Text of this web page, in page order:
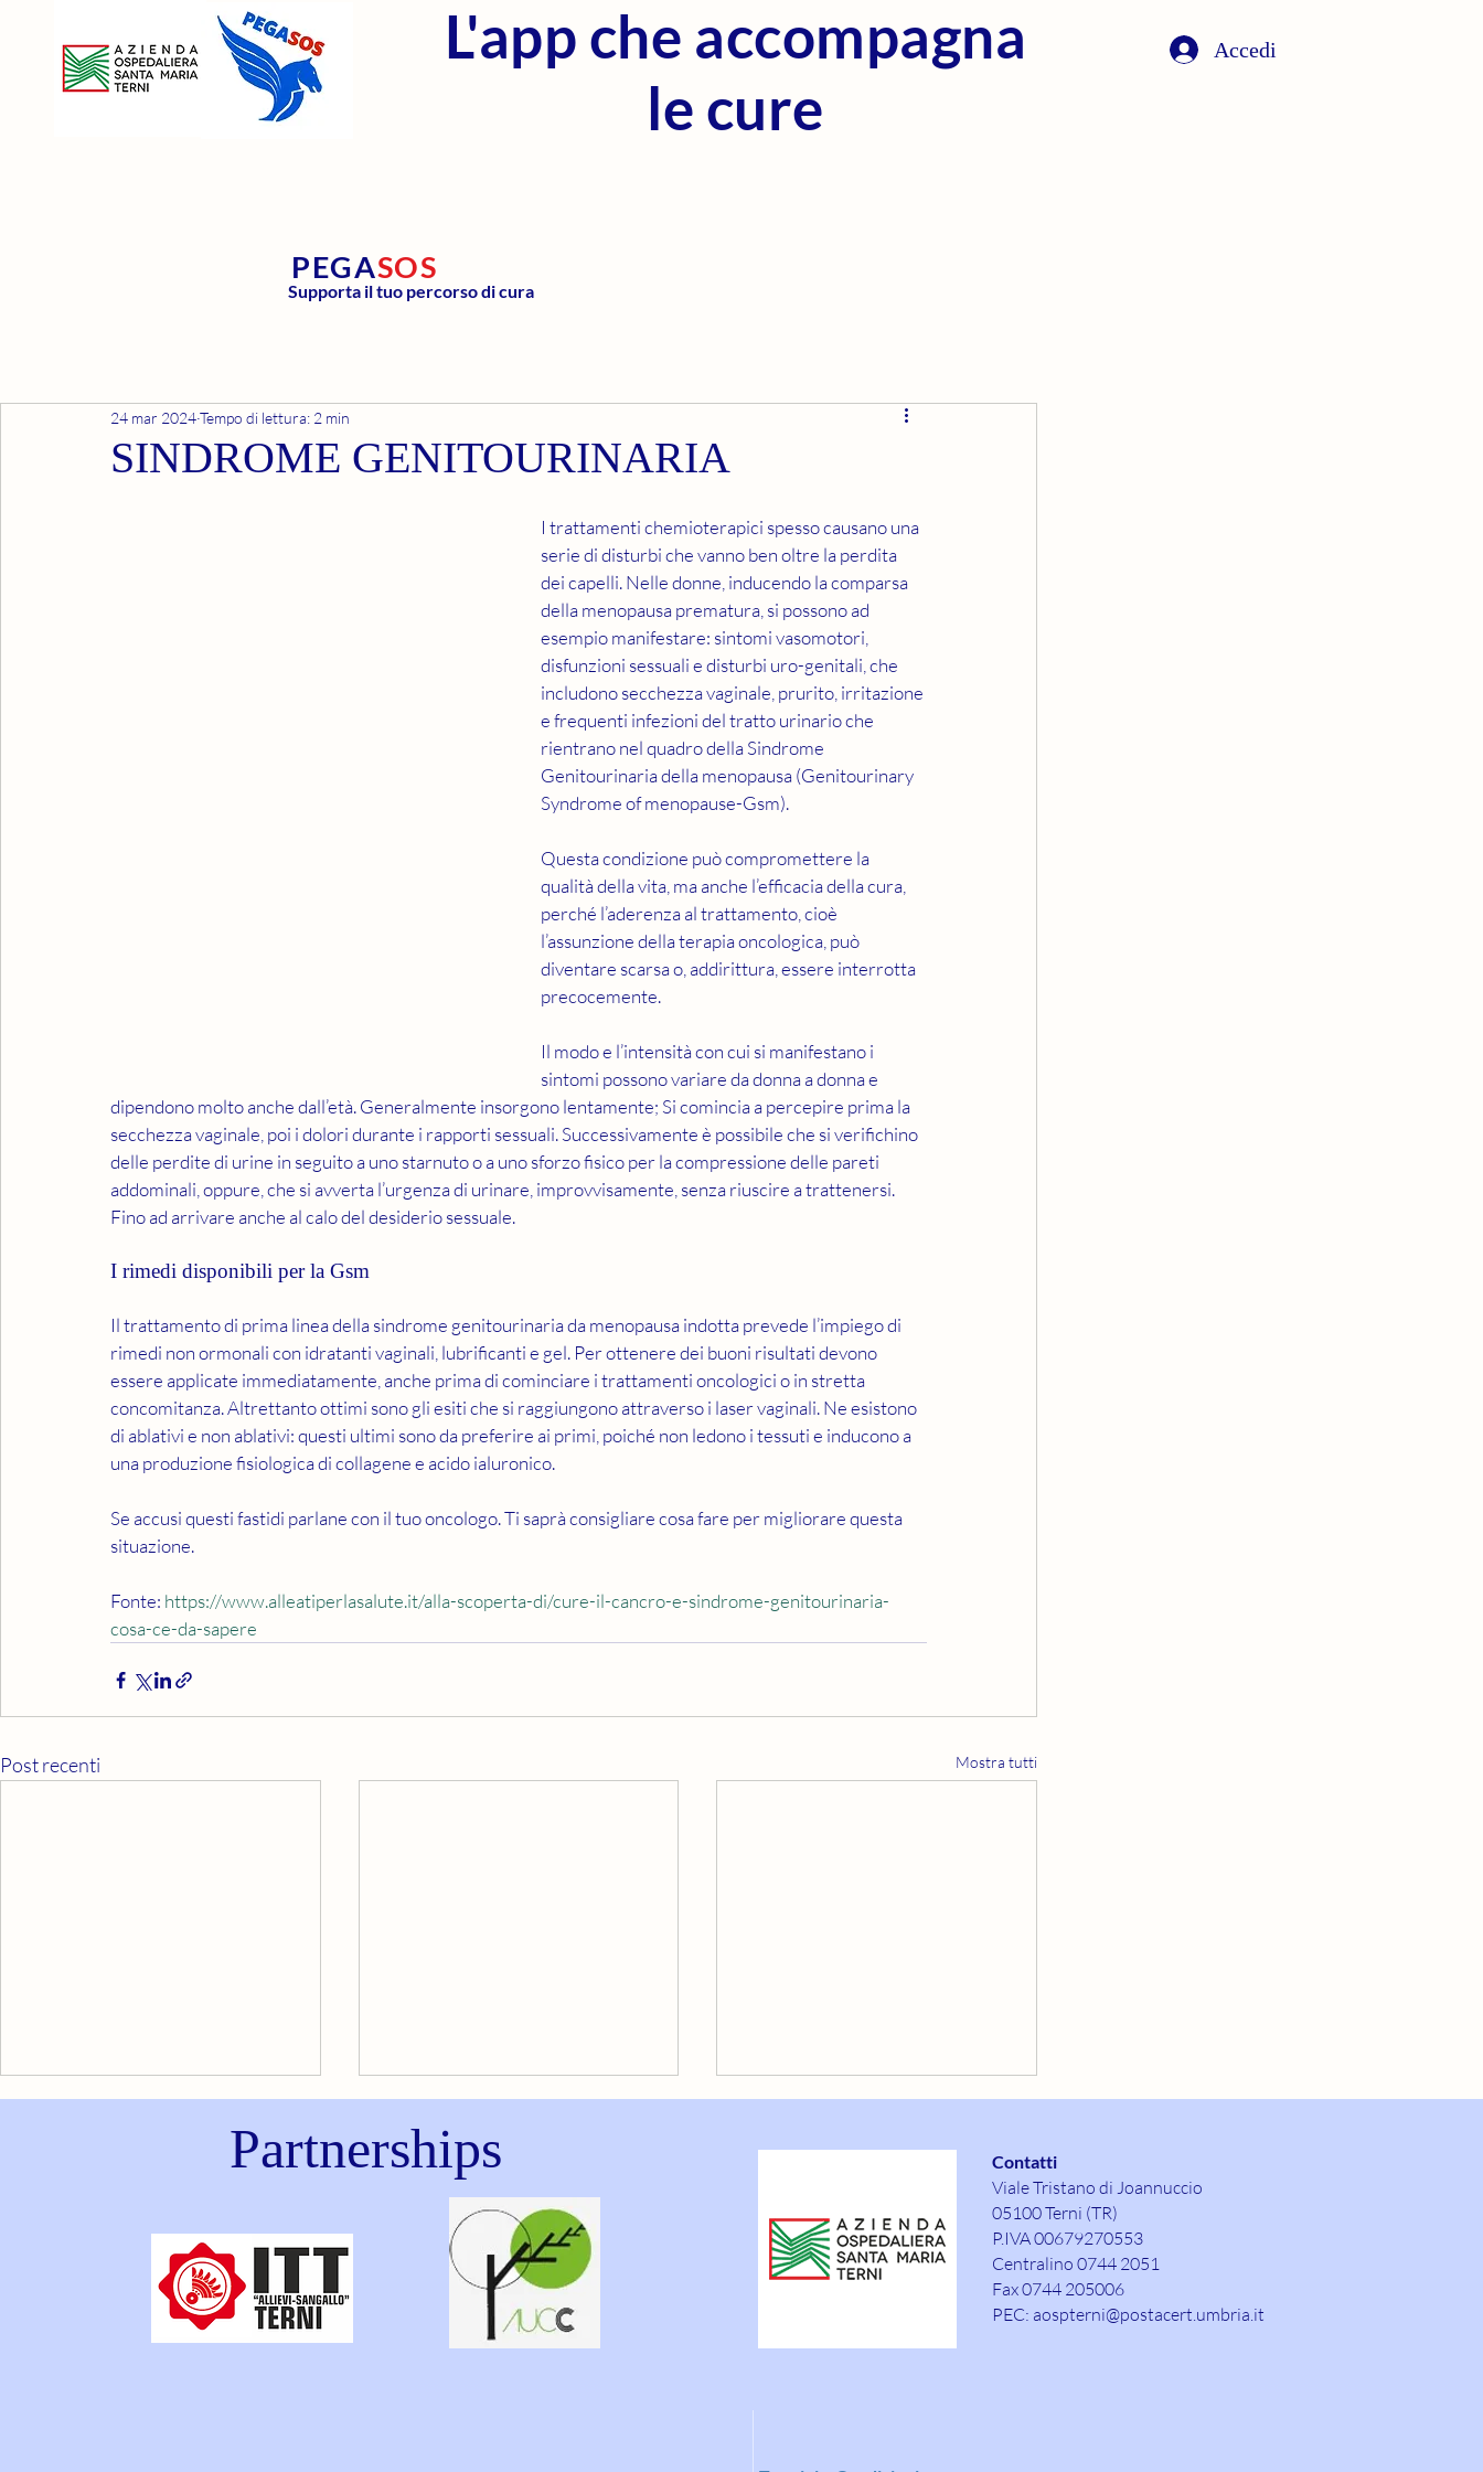
L'app che accompagna
le cure
Accedi
PEGASOS
Supporta il tuo percorso di cura
SINDROME GENITOURINARIA
24 mar 2024Tempo di lettura: 2 min
I trattamenti chemioterapici spesso causano una
serie di disturbi che vanno ben oltre la perdita
dei capelli. Nelle donne, inducendo la comparsa
della menopausa prematura, si possono ad
esempio manifestare: sintomi vasomotori,
disfunzioni sessuali e disturbi uro-genitali, che
includono secchezza vaginale, prurito, irritazione
e frequenti infezioni del tratto urinario che
rientrano nel quadro della Sindrome
Genitourinaria della menopausa (Genitourinary
Syndrome of menopause-Gsm).
Questa condizione può compromettere la
qualità della vita, ma anche l’efficacia della cura,
perché l’aderenza al trattamento, cioè
l’assunzione della terapia oncologica, può
diventare scarsa o, addirittura, essere interrotta
precocemente.
Il modo e l’intensità con cui si manifestano i
sintomi possono variare da donna a donna e
dipendono molto anche dall’età. Generalmente insorgono lentamente; Si comincia a percepire prima la
secchezza vaginale, poi i dolori durante i rapporti sessuali. Successivamente è possibile che si verifichino
delle perdite di urine in seguito a uno starnuto o a uno sforzo fisico per la compressione delle pareti
addominali, oppure, che si avverta l’urgenza di urinare, improvvisamente, senza riuscire a trattenersi.
Fino ad arrivare anche al calo del desiderio sessuale.
I rimedi disponibili per la Gsm
Il trattamento di prima linea della sindrome genitourinaria da menopausa indotta prevede l’impiego di
rimedi non ormonali con idratanti vaginali, lubrificanti e gel. Per ottenere dei buoni risultati devono
essere applicate immediatamente, anche prima di cominciare i trattamenti oncologici o in stretta
concomitanza. Altrettanto ottimi sono gli esiti che si raggiungono attraverso i laser vaginali. Ne esistono
di ablativi e non ablativi: questi ultimi sono da preferire ai primi, poiché non ledono i tessuti e inducono a
una produzione fisiologica di collagene e acido ialuronico.
Se accusi questi fastidi parlane con il tuo oncologo. Ti saprà consigliare cosa fare per migliorare questa
situazione.
Fonte: https://www.alleatiperlasalute.it/alla-scoperta-di/cure-il-cancro-e-sindrome-genitourinaria-
cosa-ce-da-sapere
Post recenti Mostra tutti
LA TACHICARDIA
DOLORE AL PETTO DA
ANSIA: COME
RICONOSCERLO E COME
Partnerships Contatti
Viale Tristano di Joannuccio
05100 Terni (TR)
P.IVA 00679270553
Centralino 0744 2051
Fax 0744 205006
PEC: aospterni@postacert.umbria.it